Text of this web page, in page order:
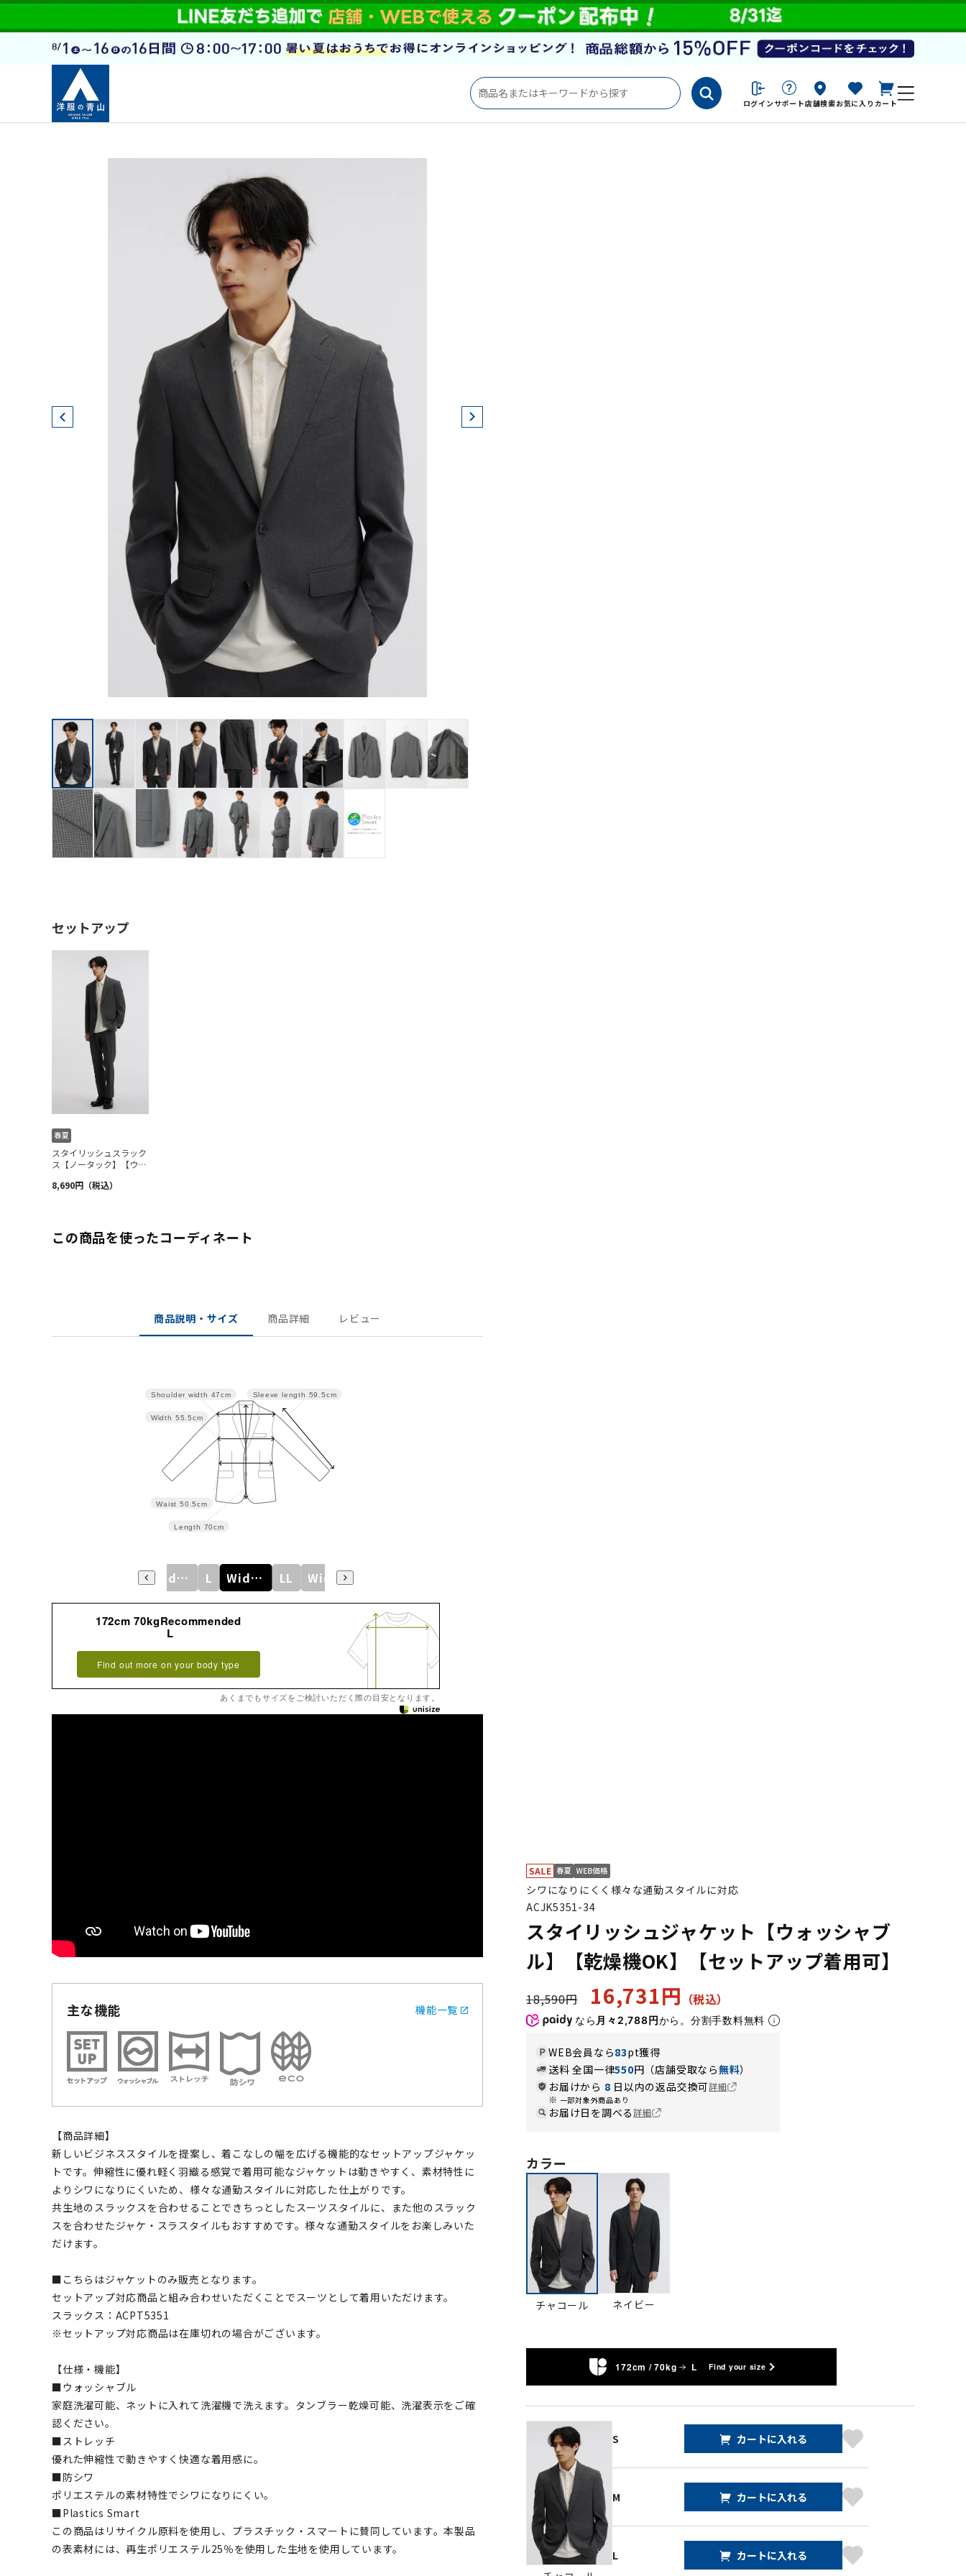
ログインサポート店舗検索お気に入り カート
この商品を使ったコーディネート
商品説明・サイズ 商品詳細 レビュー
Sleeve length 59.5cm
Length 70cm
Waist 50.5cm
Width 55.5cm
Shoulder width 47cm
M WideS L WideM LL WideL
172cm 70kgRecommended
L
Find out more on your body type
あくまでもサイズをご検討いただく際の目安となります。
主な機能 機能一覧
【商品詳細】
新しいビジネススタイルを提案し、着こなしの幅を広げる機能的なセットアップジャケッ
トです。伸縮性に優れ軽く羽織る感覚で着用可能なジャケットは動きやすく、素材特性に
よりシワになりにくいため、様々な通勤スタイルに対応した仕上がりです。
共生地のスラックスを合わせることできちっとしたスーツスタイルに、また他のスラック
スを合わせたジャケ・スラスタイルもおすすめです。様々な通勤スタイルをお楽しみいた
だけます。
■こちらはジャケットのみ販売となります。
セットアップ対応商品と組み合わせいただくことでスーツとして着用いただけます。
スラックス：ACPT5351
※セットアップ対応商品は在庫切れの場合がございます。
【仕様・機能】
■ウォッシャブル
家庭洗濯可能、ネットに入れて洗濯機で洗えます。タンブラー乾燥可能、洗濯表示をご確
認ください。
■ストレッチ
優れた伸縮性で動きやすく快適な着用感に。
■防シワ
ポリエステルの素材特性でシワになりにくい。
■Plastics Smart
この商品はリサイクル原料を使用し、プラスチック・スマートに賛同しています。本製品
の表素材には、再生ポリエステル25％を使用した生地を使用しています。
シワになりにくく様々な通勤スタイルに対応
ACJK5351-34
スタイリッシュジャケット【ウォッシャブ
ル】【乾燥機OK】【セットアップ着用可】
18,590円 16,731円
なら 月々2,788円から。分割手数料無料
WEB会員なら83pt獲得
送料 全国一律550円（店舗受取なら無料）
お届けから 8 日以内の返品交換可詳細
一部対象外商品あり
お届け日を調べる詳細
カラー
チャコール ネイビー
172cm / 70kg L Find your size
S カートに入れる
M カートに入れる
L カートに入れる